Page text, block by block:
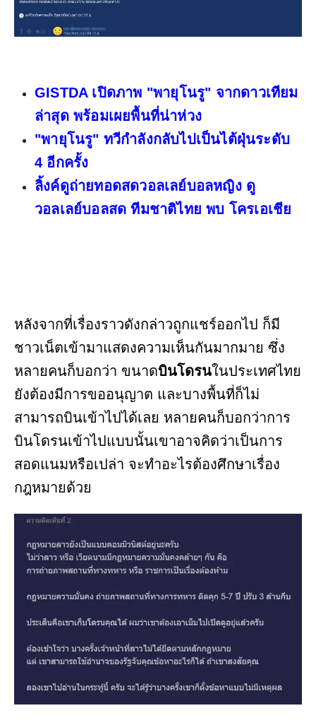
GISTDA เปิดภาพ "พายุโนรู" จากดาวเทียม
ล่าสุด พร้อมเผยพื้นที่น่าห่วง
"พายุโนรู" ทวีกำลังกลับไปเป็นไต้ฝุ่นระดับ
4 อีกครั้ง
ลิ้งค์ดูถ่ายทอดสดวอลเลย์บอลหญิง ดู
วอลเลย์บอลสด ทีมชาติไทย พบ โครเอเชีย
หลังจากที่เรื่องราวดังกล่าวถูกแชร์ออกไป ก็มี
ชาวเน็ตเข้ามาแสดงความเห็นกันมากมาย ซึ่ง
หลายคนก็บอกว่า ขนาดบินโดรนในประเทศไทย
ยังต้องมีการขออนุญาต และบางพื้นที่ก็ไม่
สามารถบินเข้าไปได้เลย หลายคนก็บอกว่าการ
บินโดรนเข้าไปแบบนั้นเขาอาจคิดว่าเป็นการ
สอดแนมหรือเปล่า จะทำอะไรต้องศึกษาเรื่อง
กฎหมายด้วย